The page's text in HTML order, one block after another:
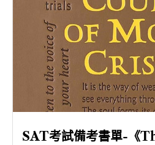
SAT考試備考書單-《